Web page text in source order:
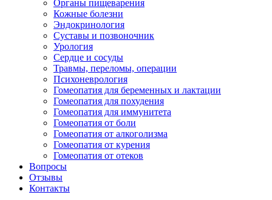
Органы пищеварения
Кожные болезни
Эндокринология
Суставы и позвоночник
Урология
Сердце и сосуды
Травмы, переломы, операции
Психоневрология
Гомеопатия для беременных и лактации
Гомеопатия для похудения
Гомеопатия для иммунитета
Гомеопатия от боли
Гомеопатия от алкоголизма
Гомеопатия от курения
Гомеопатия от отеков
Вопросы
Отзывы
Контакты